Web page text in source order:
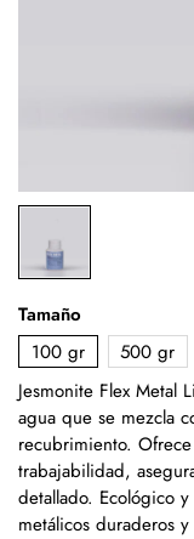
Tamaño
100 gr
500 gr
Jesmonite Flex
agua que se mezcla
recubrimiento.
trabajabilidad,
detallado. Ecológico
metálicos duraderos